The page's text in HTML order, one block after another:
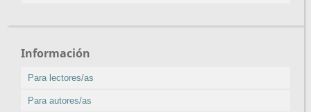
Información
Para lectores/as
Para autores/as